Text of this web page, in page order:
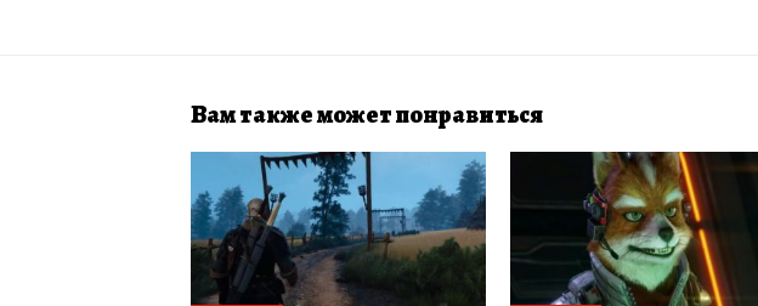
Вам также может понравиться